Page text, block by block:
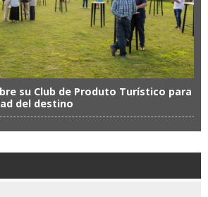
su Club de Produto Turístico para
del destino